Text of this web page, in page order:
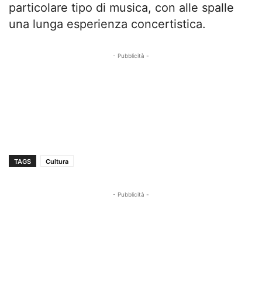
particolare tipo di musica, con alle spalle
una lunga esperienza concertistica.
- Pubblicità -
TAGS Cultura
- Pubblicità -